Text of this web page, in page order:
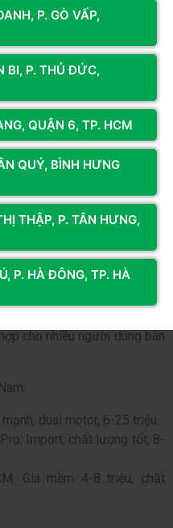
Khỏe Dài Hạn
Standing Desk?
cao điện) đang ngày
năm 2026:
xen kẽ 30-45 phút mỗi 2
đốt calo nhiều hơn ngồi
cho nhiều người dùng bàn
dual motor, 6-25 triệu.
Import, chất lượng tốt, 8-
Giá mềm 4-8 triệu, chất
P. GÒ VẤP,
BI, P. THỦ ĐỨC,
QUẬN 6, TP. HCM
QUÝ, BÌNH HƯNG
THẬP, P. TÂN HƯNG,
P. HÀ ĐÔNG, TP. HÀ